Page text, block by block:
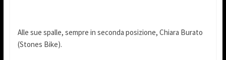
Alle sue spalle, sempre in seconda posizione, Chiara Burato
(Stones Bike).